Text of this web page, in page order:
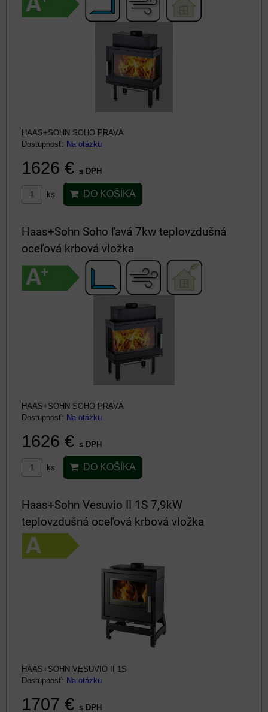
HAAS+SOHN SOHO PRAVÁ
Dostupnosť: Na otázku
1626 € s DPH
ks DO KOŠÍKA
Haas+Sohn Soho ľavá 7kw teplovzdušná
oceľová krbová vložka
HAAS+SOHN SOHO PRAVÁ
Dostupnosť: Na otázku
1626 € s DPH
ks DO KOŠÍKA
Haas+Sohn Vesuvio II 1S 7,9kW
teplovzdušná oceľová krbová vložka
HAAS+SOHN VESUVIO II 1S
Dostupnosť: Na otázku
1707 € s DPH